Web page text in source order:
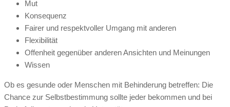
Mut
Konsequenz
Fairer und respektvoller Umgang mit anderen
Flexibilität
Offenheit gegenüber anderen Ansichten und Meinungen
Wissen
Ob es gesunde oder Menschen mit Behinderung betreffen: Die
Chance zur Selbstbestimmung sollte jeder bekommen und bei